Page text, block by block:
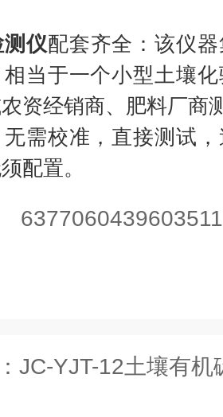
仪配套齐全：该仪
当于一个小型土壤
资经销商、肥料厂商
需校准，直接测试
配置。
JC-YJT-12土壤有机